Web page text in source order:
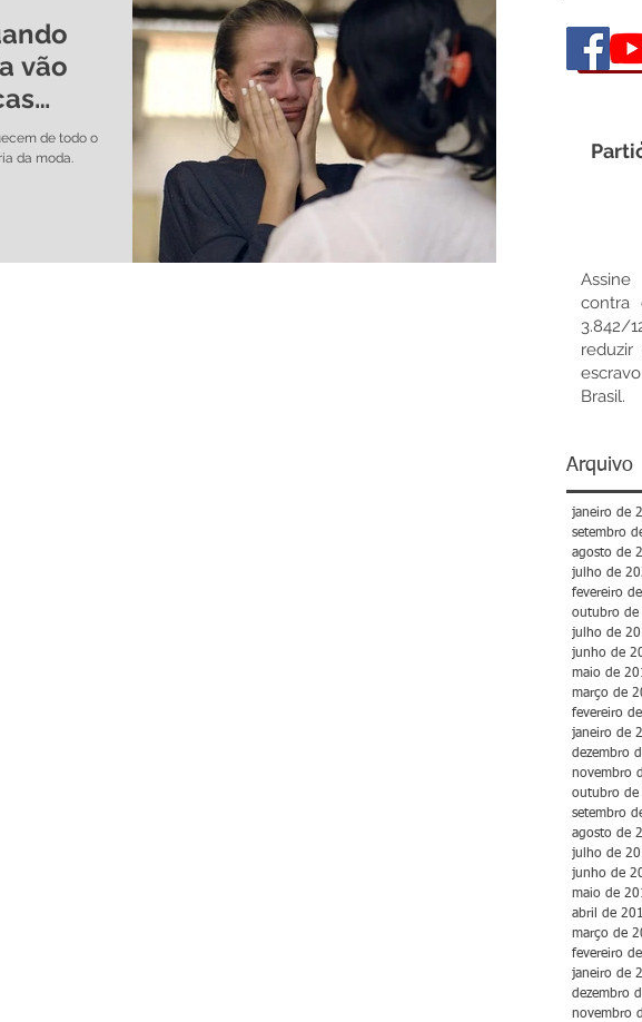
vão
de todo o
da moda.
contra
Brasil.
Arquivo
janeiro de
setembro
agosto de
julho de
fevereiro
outubro de
julho de
junho de
maio de
março de
fevereiro
janeiro de
dezembro
novembro
outubro de
setembro
agosto de
julho de
junho de
maio de
abril de
março de
fevereiro
janeiro de
dezembro
novembro